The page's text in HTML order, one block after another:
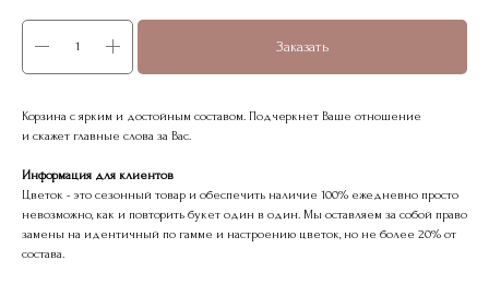
Заказать
Корзина с ярким и достойным составом. Подчеркнет Ваше отношение
и скажет главные слова за Вас.
Информация для клиентов
Цветок - это сезонный товар и обеспечить наличие 100% ежедневно просто
невозможно, как и повторить букет один в один. Мы оставляем за собой право
замены на идентичный по гамме и настроению цветок, но не более 20% от
состава.